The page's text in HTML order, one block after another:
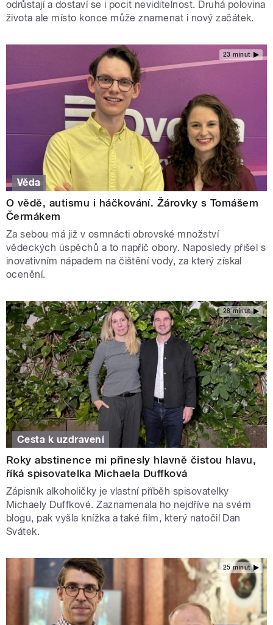
odrůstají a dostaví se i pocit neviditelnost. Druhá polovina
života ale místo konce může znamenat i nový začátek.
23 minut
Věda
O vědě, autismu i háčkování. Žárovky s Tomášem
Čermákem
Za sebou má již v osmnácti obrovské množství
vědeckých úspěchů a to napříč obory. Naposledy přišel s
inovativním nápadem na čištění vody, za který získal
ocenění.
28 minut
Cesta k uzdravení
Roky abstinence mi přinesly hlavně čistou hlavu,
říká spisovatelka Michaela Duffková
Zápisník alkoholičky je vlastní příběh spisovatelky
Michaely Duffkové. Zaznamenala ho nejdříve na svém
blogu, pak vyšla knížka a také film, který natočil Dan
Svátek.
25 minut